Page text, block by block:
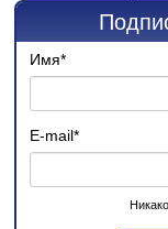
Имя*
E-mail*